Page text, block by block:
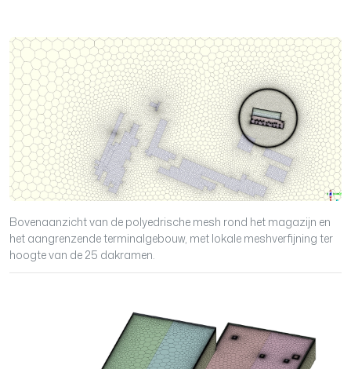
Bovenaanzicht van de polyedrische mesh rond het magazijn en
het aangrenzende terminalgebouw, met lokale meshverfijning ter
hoogte van de 25 dakramen.